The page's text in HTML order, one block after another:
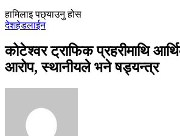
हामिलाइ पछ्याउनु होस
देशहेडलाईन
कोटेश्वर ट्राफिक प्रहरीमाथि
आरोप, स्थानीयले भने षड्यन्त्र